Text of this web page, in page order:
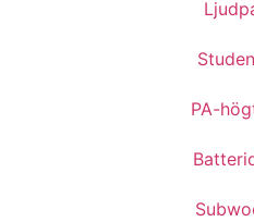
PA-